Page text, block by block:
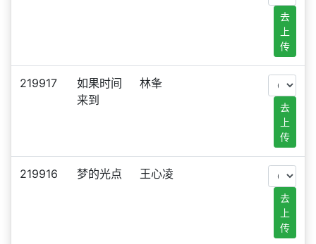
去
上
传
219917
如果时间
来到
林夆
去
上
传
219916 梦的光点 王心凌
去
上
传